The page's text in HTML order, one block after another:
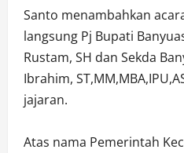
Santo menambahkan
langsung Pj Bupati
Rustam, SH dan Sekda
Ibrahim,
jajaran.
Atas nama Pemerintah